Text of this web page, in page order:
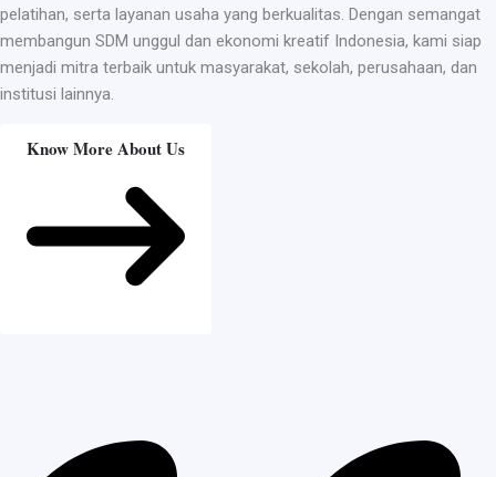
pelatihan, serta layanan usaha yang berkualitas. Dengan semangat
membangun SDM unggul dan ekonomi kreatif Indonesia, kami siap
menjadi mitra terbaik untuk masyarakat, sekolah, perusahaan, dan
institusi lainnya.
Know More About Us